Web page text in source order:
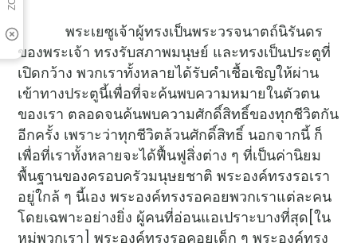
พระเยซูเจ้าผู้ทรงเป็นพระวรจนาตถ์นิรันดร
ของพระเจ้า ทรงรับสภาพมนุษย์ และทรงเป็นประตูที่
เปิดกว้าง พวกเราทั้งหลายได้รับคำเชื้อเชิญให้ผ่าน
เข้าทางประตูนี้เพื่อที่จะค้นพบความหมายในตัวตน
ของเรา ตลอดจนค้นพบความศักดิ์สิทธิ์ของทุกชีวิตกัน
อีกครั้ง เพราะว่าทุกชีวิตล้วนศักดิ์สิทธิ์ นอกจากนี้ ก็
เพื่อที่เราทั้งหลายจะได้ฟื้นฟูสิ่งต่าง ๆ ที่เป็นค่านิยม
พื้นฐานของครอบครัวมนุษยชาติ พระองค์ทรงรอเรา
อยู่ใกล้ ๆ นี้เอง พระองค์ทรงรอคอยพวกเราแต่ละคน
โดยเฉพาะอย่างยิ่ง ผู้คนที่อ่อนแอเปราะบางที่สุด[ใน
หมู่พวกเรา] พระองค์ทรงรอคอยเด็ก ๆ พระองค์ทรง